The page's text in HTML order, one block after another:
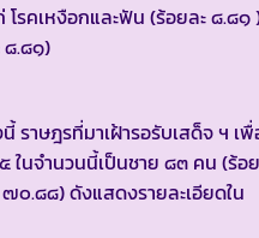
รคเหงือกและฟัน (ร้อยละ ๘.๘๑
๘.๘๑)
ราษฎรที่มาเฝ้ารอรับเสด็จ ฯ เ
ในจำนวนนี้เป็นชาย ๘๓ คน (ร้อย
.๘๘) ดังแสดงรายละเอียดใน